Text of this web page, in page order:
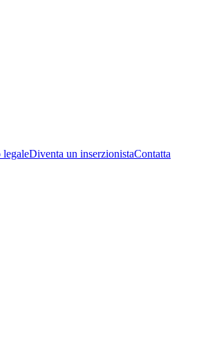
legaleDiventa un inserzionistaContatta